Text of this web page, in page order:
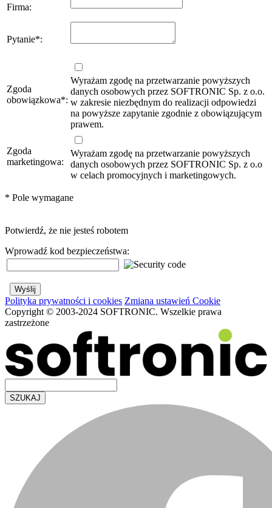
Firma:
Pytanie*:
Zgoda
obowiązkowa*:
Wyrażam zgodę na przetwarzanie powyższych
danych osobowych przez SOFTRONIC Sp. z o.o.
w zakresie niezbędnym do realizacji odpowiedzi
na powyższe zapytanie zgodnie z obowiązującym
prawem.
Zgoda
marketingowa:
Wyrażam zgodę na przetwarzanie powyższych
danych osobowych przez SOFTRONIC Sp. z o.o
w celach promocyjnych i marketingowych.
* Pole wymagane
Potwierdź, że nie jesteś robotem
Wprowadź kod bezpieczeństwa:
Polityka prywatności i cookies Zmiana ustawień Cookie
Copyright © 2003-2024 SOFTRONIC. Wszelkie prawa
zastrzeżone